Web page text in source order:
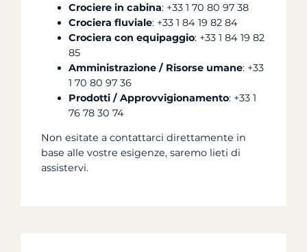
Crociere in cabina: +33 1 70 80 97 38
Crociera fluviale: +33 1 84 19 82 84
Crociera con equipaggio: +33 1 84 19 82
85
Amministrazione / Risorse umane: +33
1 70 80 97 36
Prodotti / Approvvigionamento: +33 1
76 78 30 74
Non esitate a contattarci direttamente in
base alle vostre esigenze, saremo lieti di
assistervi.